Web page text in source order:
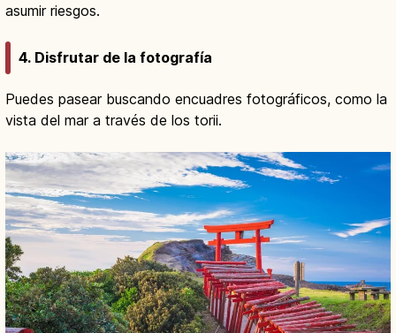
asumir riesgos.
4. Disfrutar de la fotografía
Puedes pasear buscando encuadres fotográficos, como la
vista del mar a través de los torii.